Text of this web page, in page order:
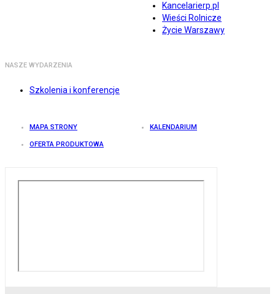
Kancelarierp.pl
Wieści Rolnicze
Życie Warszawy
NASZE WYDARZENIA
Szkolenia i konferencje
MAPA STRONY KALENDARIUM
OFERTA PRODUKTOWA